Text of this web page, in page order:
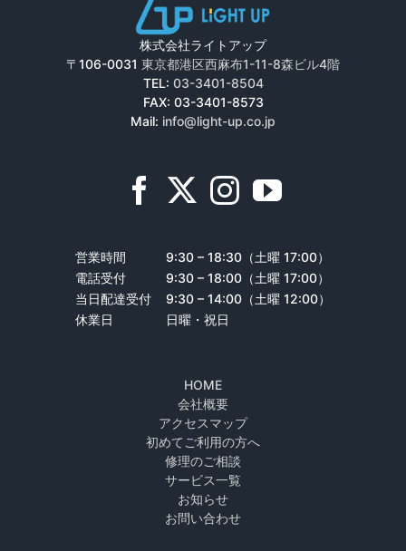
株式会社ライトアップ
〒106-0031 東京都港区西麻布1-11-8森ビル4階
TEL: 03-3401-8504
FAX: 03-3401-8573
Mail: info@light-up.co.jp
営業時間
9:30 – 18:30（土曜 17:00）
電話受付
9:30 – 18:00（土曜 17:00）
当日配達受付
9:30 – 14:00（土曜 12:00）
休業日
日曜・祝日
HOME
会社概要
アクセスマップ
初めてご利用の方へ
修理のご相談
サービス一覧
お知らせ
お問い合わせ